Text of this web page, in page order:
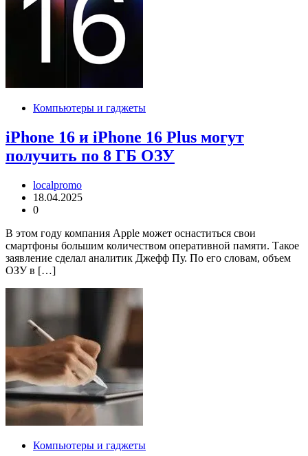
Компьютеры и гаджеты
iPhone 16 и iPhone 16 Plus могут
получить по 8 ГБ ОЗУ
localpromo
18.04.2025
0
В этом году компания Apple может оснаститься свои
смартфоны большим количеством оперативной памяти. Такое
заявление сделал аналитик Джефф Пу. По его словам, объем
ОЗУ в […]
Компьютеры и гаджеты